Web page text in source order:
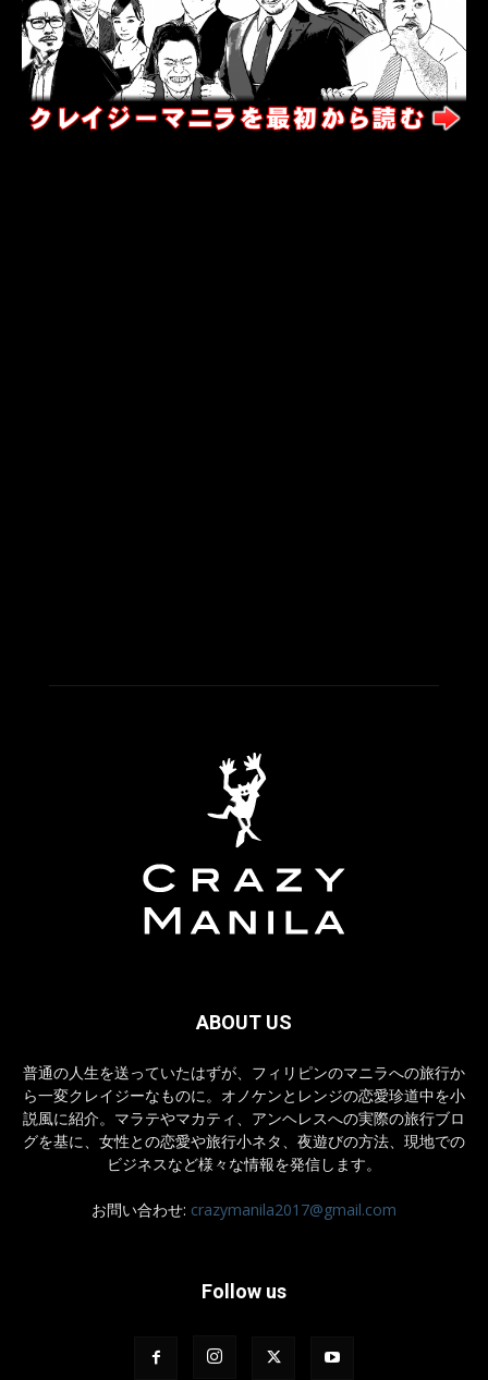
ABOUT US
普通の人生を送っていたはずが、フィリピンのマニラへの旅行か
ら一変クレイジーなものに。オノケンとレンジの恋愛珍道中を小
説風に紹介。マラテやマカティ、アンヘレスへの実際の旅行ブロ
グを基に、女性との恋愛や旅行小ネタ、夜遊びの方法、現地での
ビジネスなど様々な情報を発信します。
お問い合わせ: crazymanila2017@gmail.com
Follow us